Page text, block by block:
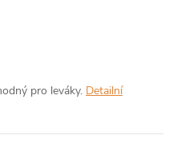
pro leváky. Detailní